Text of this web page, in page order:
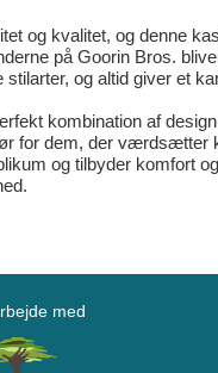
og kvalitet, og denne
på Goorin Bros.
og altid giver et
kombination af
for dem, der værdsætter
og tilbyder komfort
med